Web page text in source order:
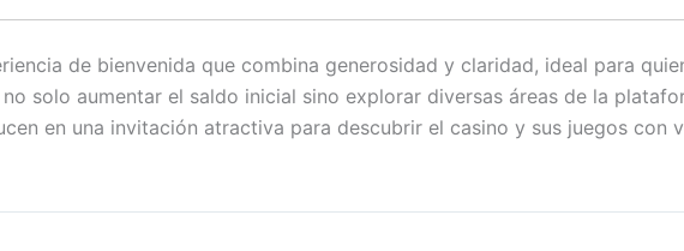
de bienvenida que combina generosidad y claridad, ideal para
solo aumentar el saldo inicial sino explorar diversas áreas de la
en una invitación atractiva para descubrir el casino y sus juegos con